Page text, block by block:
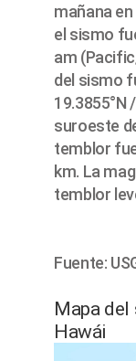
mañana en
el sismo
am
del sismo
19.3855°N
suroeste
temblor
km. La
temblor
Fuente:
Mapa del
Hawái